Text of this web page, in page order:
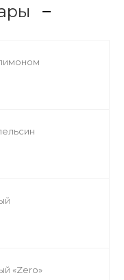
«Zero»